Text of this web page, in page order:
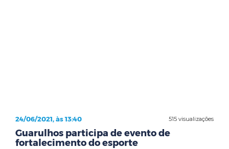
515 visualizações
24/06/2021, às 13:40
Guarulhos participa de evento de
fortalecimento do esporte